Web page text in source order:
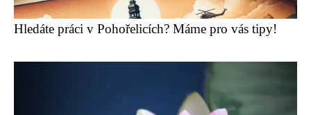
Hledáte práci v Pohořelicích? Máme pro vás tipy!